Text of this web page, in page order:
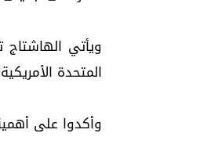
ويأتي
المتحدة الأمريكية
وأكدوا على